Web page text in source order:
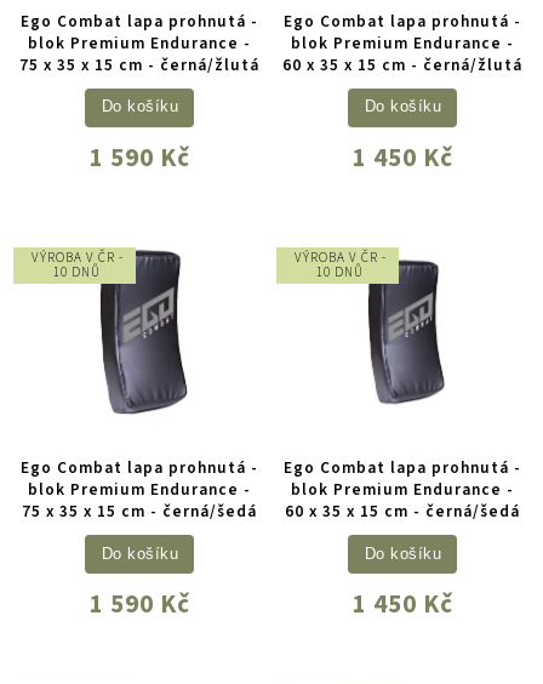
Ego Combat lapa prohnutá -
blok Premium Endurance -
75 x 35 x 15 cm - černá/žlutá
1 590 Kč
Do košíku
Ego Combat lapa prohnutá -
blok Premium Endurance -
60 x 35 x 15 cm - černá/žlutá
1 450 Kč
Do košíku
VÝROBA V ČR -
10 DNŮ
Ego Combat lapa prohnutá -
blok Premium Endurance -
75 x 35 x 15 cm - černá/šedá
1 590 Kč
Do košíku
VÝROBA V ČR -
10 DNŮ
Ego Combat lapa prohnutá -
blok Premium Endurance -
60 x 35 x 15 cm - černá/šedá
1 450 Kč
Do košíku